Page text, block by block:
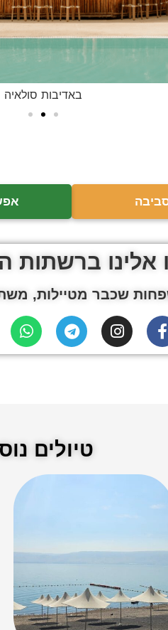
באדיבות סולאיה
אלינו ברשתות
שכבר מטיילות,
טיולים